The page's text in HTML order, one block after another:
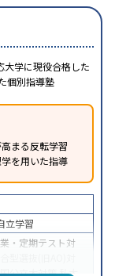
大学に現役合格した
個別指導塾
まる反転学習
を用いた指導
立学習
・定期テスト対
国公立大対策私大